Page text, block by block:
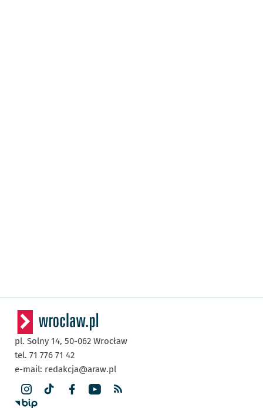
pl. Solny 14, 50-062 Wrocław
tel. 71 776 71 42
e-mail: redakcja@araw.pl